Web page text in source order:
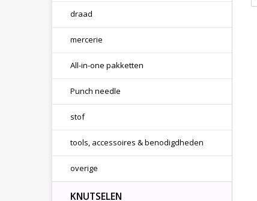
draad
mercerie
All-in-one pakketten
Punch needle
stof
tools, accessoires & benodigdheden
overige
KNUTSELEN